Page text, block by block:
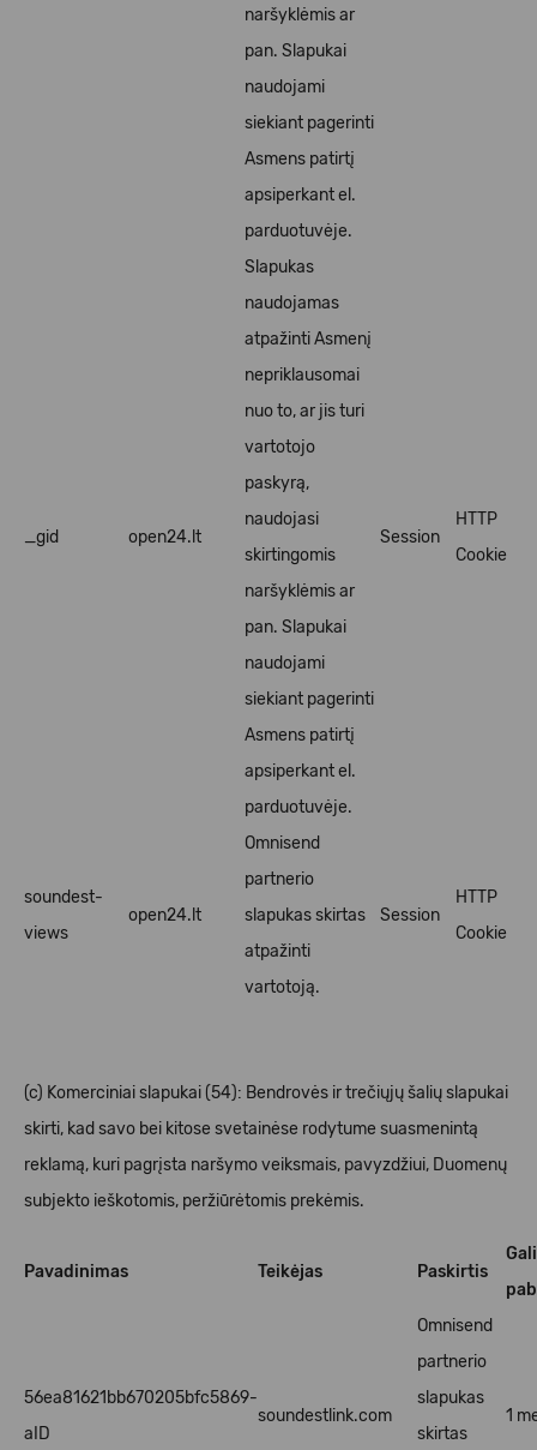
naršyklėmis ar
pan. Slapukai
naudojami
siekiant pagerinti
Asmens patirtį
apsiperkant el.
parduotuvėje.
_gid open24.lt
Slapukas
naudojamas
atpažinti Asmenį
nepriklausomai
nuo to, ar jis turi
vartotojo
paskyrą,
naudojasi
skirtingomis
naršyklėmis ar
pan. Slapukai
naudojami
siekiant pagerinti
Asmens patirtį
apsiperkant el.
parduotuvėje.
Session
HTTP
Cookie
soundest-
views
open24.lt
Omnisend
partnerio
slapukas skirtas
atpažinti
vartotoją.
Session
HTTP
Cookie
(c) Komerciniai slapukai (54): Bendrovės ir trečiųjų šalių slapukai
skirti, kad savo bei kitose svetainėse rodytume suasmenintą
reklamą, kuri pagrįsta naršymo veiksmais, pavyzdžiui, Duomenų
subjekto ieškotomis, peržiūrėtomis prekėmis.
Pavadinimas Teikėjas Paskirtis
56ea81621bb670205bfc5869-
aID
soundestlink.com
Omnisend
partnerio
slapukas
skirtas
1